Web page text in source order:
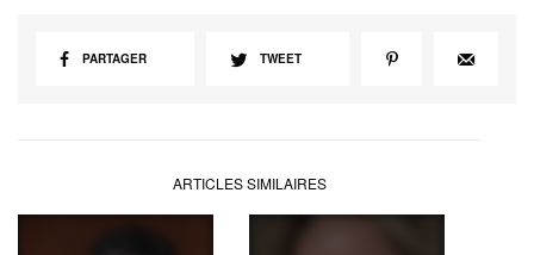
PARTAGER TWEET
ARTICLES SIMILAIRES